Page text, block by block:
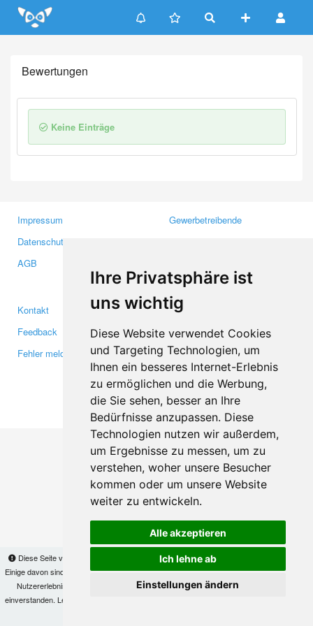
Ihre Privatsphäre ist
uns wichtig
Diese Website verwendet Cookies
und Targeting Technologien, um
Ihnen ein besseres Internet-Erlebnis
zu ermöglichen und die Werbung,
die Sie sehen, besser an Ihre
Bedürfnisse anzupassen. Diese
Technologien nutzen wir außerdem,
um Ergebnisse zu messen, um zu
verstehen, woher unsere Besucher
kommen oder um unsere Website
weiter zu entwickeln.
Alle akzeptieren
Ich lehne ab
Einstellungen ändern
Update cookies preferences
Diese Seite verwendet Cookies, um Informationen auf Ihrem Computer zu speichern.
Einige davon sind notwendig, damit unsere Seite funktioniert, andere helfen uns dabei, das
Nutzererlebnis zu verbessern. Mit der Nutzung dieser Seite erklären Sie sich damit
einverstanden. Lesen Sie unsere
Bewertungen
Keine Einträge
Impressum
Datenschutzerklärung
AGB
Gewerbetreibende
Medien
Kontakt
Feedback
Fehler melden
Facebook
Twitter
YouTube
Google+
Makis© Copyright 2026